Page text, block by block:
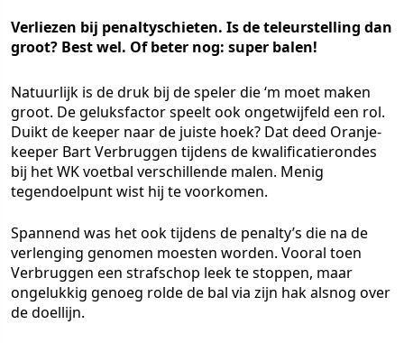
Verliezen bij penaltyschieten. Is de teleurstelling dan
groot? Best wel. Of beter nog: super balen!
Natuurlijk is de druk bij de speler die ‘m moet maken
groot. De geluksfactor speelt ook ongetwijfeld een rol.
Duikt de keeper naar de juiste hoek? Dat deed Oranje-
keeper Bart Verbruggen tijdens de kwalificatierondes
bij het WK voetbal verschillende malen. Menig
tegendoelpunt wist hij te voorkomen.
Spannend was het ook tijdens de penalty’s die na de
verlenging genomen moesten worden. Vooral toen
Verbruggen een strafschop leek te stoppen, maar
ongelukkig genoeg rolde de bal via zijn hak alsnog over
de doellijn.